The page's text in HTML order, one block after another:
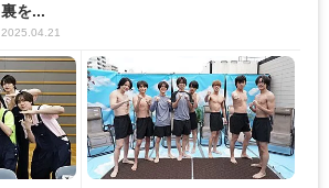
裏を...
2025.04.21